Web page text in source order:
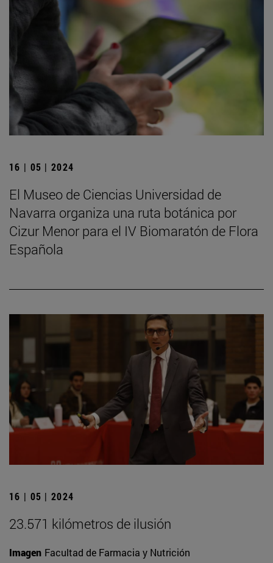
16 | 05 | 2024
El Museo de Ciencias Universidad de
Navarra organiza una ruta botánica por
Cizur Menor para el IV Biomaratón de Flora
Española
16 | 05 | 2024
23.571 kilómetros de ilusión
Imagen Facultad de Farmacia y Nutrición